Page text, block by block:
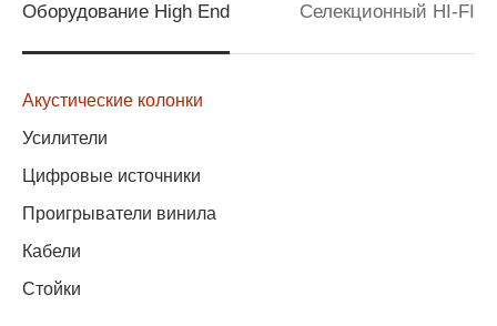
Оборудование High End Селекционный HI-FI
Акустические колонки
Усилители
Цифровые источники
Проигрыватели винила
Кабели
Стойки